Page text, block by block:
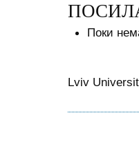
Поки
Lviv